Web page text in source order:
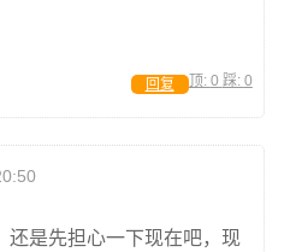
顶: 0 踩: 0
回复
还是先担心一下现在吧，现